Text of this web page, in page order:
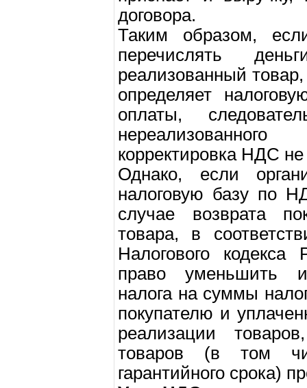
договора.
Таким образом,
перечислять
реализованный
определяет
оплаты,
корректировка НДС
Однако, если
налоговую базу по
случае возврата
товара, в
Налогового
право уменьшить
налога на суммы
покупателю и
реализации
товаров (в том
гарантийного срока)